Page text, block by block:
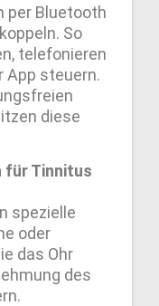
per Bluetooth
So
telefonieren
App steuern.
diese
für Tinnitus
spezielle
oder
das Ohr
des